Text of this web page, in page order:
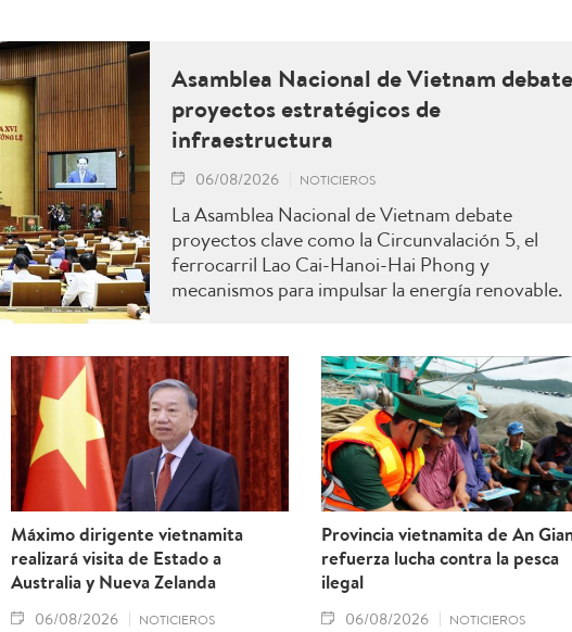
Asamblea Nacional de Vietnam debate
proyectos estratégicos de
infraestructura
06/08/2026 NOTICIEROS
La Asamblea Nacional de Vietnam debate
proyectos clave como la Circunvalación 5, el
ferrocarril Lao Cai-Hanoi-Hai Phong y
mecanismos para impulsar la energía renovable.
Máximo dirigente vietnamita
realizará visita de Estado a
Australia y Nueva Zelanda
06/08/2026 NOTICIEROS
Provincia vietnamita de An
refuerza lucha contra la pesca
ilegal
06/08/2026 NOTICIEROS